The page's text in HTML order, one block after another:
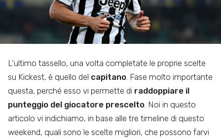
L’ultimo tassello, una volta completate le proprie scelte
su Kickest, è quello del capitano. Fase molto importante
questa, perché esso vi permette di raddoppiare il
punteggio del giocatore prescelto. Noi in questo
articolo vi indichiamo, in base alle tre timeline di questo
weekend, quali sono le scelte migliori, che possono farvi